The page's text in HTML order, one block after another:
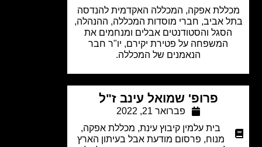
אפקה, המכללה האקדמית להנדסה
אביב, חברי מוסדות המכללה, ההנהלה,
והסטודנטים אבלים ומנחמים את
המשפחה על פטירת יקירם, יו"ר חבר
הנאמנים של המכללה.
פרופ' שמואל עינב ז"ל
פברואר 21, 2022
בית עלמין קיבוץ עינת,מכללת אפקה,
מנוח,
פרסום מודעת אבל בעיתון הארץ